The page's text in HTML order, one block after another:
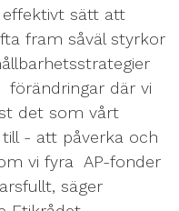
sätt att
fram såväl styrkor
förändringar där vi
det som vårt
- att påverka och
vi fyra AP-fonder
säger